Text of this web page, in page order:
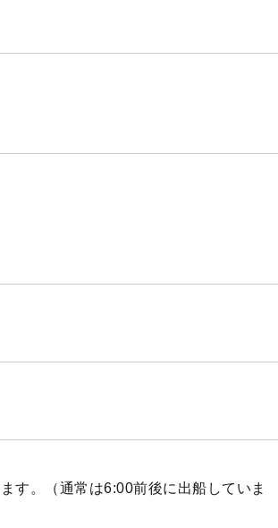
す。（通常は6:00前後に出船していま